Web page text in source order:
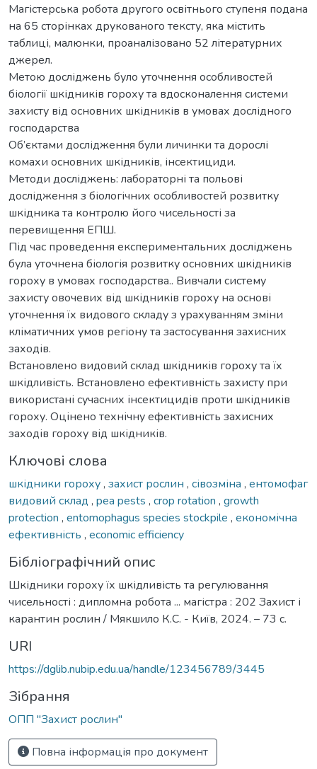
Магістерська робота другого освітнього ступеня подана
на 65 сторінках друкованого тексту, яка містить
таблиці, малюнки, проаналізовано 52 літературних
джерел.
Метою досліджень було уточнення особливостей
біології шкідників гороху та вдосконалення системи
захисту від основних шкідників в умовах дослідного
господарства
Об’єктами дослідження були личинки та дорослі
комахи основних шкідників, інсектициди.
Методи досліджень: лабораторні та польові
дослідження з біологічних особливостей розвитку
шкідника та контролю його чисельності за
перевищення ЕПШ.
Під час проведення експериментальних досліджень
була уточнена біологія розвитку основних шкідників
гороху в умовах господарства.. Вивчали систему
захисту овочевих від шкідників гороху на основі
уточнення їх видового складу з урахуванням зміни
кліматичних умов регіону та застосування захисних
заходів.
Встановлено видовий склад шкідників гороху та їх
шкідливість. Встановлено ефективність захисту при
використані сучасних інсектицидів проти шкідників
гороху. Оцінено технічну ефективність захисних
заходів гороху від шкідників.
Ключові слова
шкідники гороху, захист рослин , сівозміна , ентомофаг
видовий склад , pea pests , crop rotation , growth
protection , entomophagus species stockpile , економічна
ефективність , economic efficiency
Бібліографічний опис
Шкідники гороху їх шкідливість та регулювання
чисельності : дипломна робота ... магістра : 202 Захист і
карантин рослин / Мякшило К.С. - Київ, 2024. – 73 с.
URI
https://dglib.nubip.edu.ua/handle/123456789/3445
Зібрання
ОПП "Захист рослин"
Повна інформація про документ